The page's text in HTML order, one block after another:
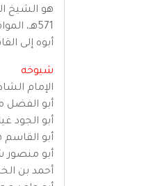
أبوه إلى
شيوخه
الإمام الشاطبي أبو
أبو الفضل محمد بن
أبو الجود غياث
أبو القاسم هبة
أبو منصور شمس
أحمد بن